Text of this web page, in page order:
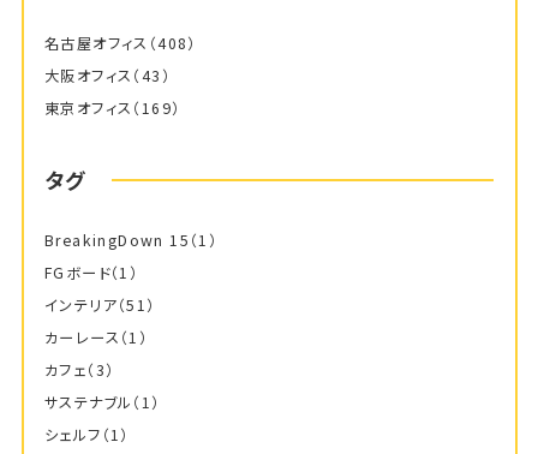
名古屋オフィス （408）
大阪オフィス （43）
東京オフィス （169）
タグ
BreakingDown 15 （1）
FGボード（1）
インテリア（51）
カーレース （1）
カフェ（3）
サステナブル （1）
シェルフ （1）